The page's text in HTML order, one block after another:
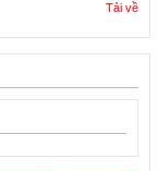
Tải về